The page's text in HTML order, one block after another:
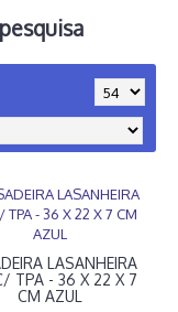
LASANHEIRA
TPA - 36 X 22 X 7
CM AZUL